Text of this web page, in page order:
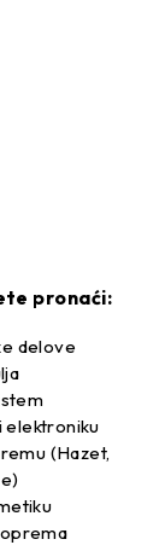
pronaći:
delove
elektroniku
(Hazet,